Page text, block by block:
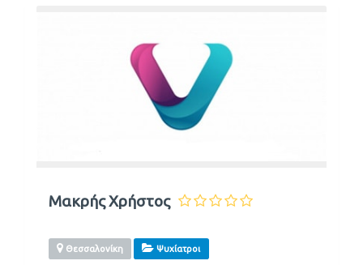
Μακρής Χρήστος
Θεσσαλονίκη Ψυχίατροι